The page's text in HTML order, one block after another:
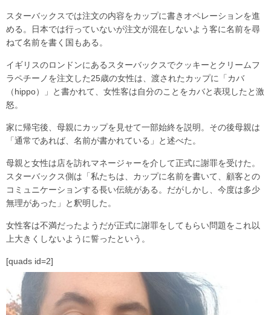
スターバックスでは注文の内容をカップに書きオペレーションを進
める。日本では行っていないが注文が混在しないよう客に名前を尋
ねて名前を書く国もある。
イギリスのロンドンにあるスターバックスでクッキーとクリームフ
ラペチーノを注文した25歳の女性は、渡されたカップに「カバ
（hippo）」と書かれて、女性客は自分のことをカバと表現したと激
怒。
家に帰宅後、母親にカップを見せて一部始終を説明。その後母親は
「通常であれば、名前が書かれている」と述べた。
母親と女性は店を訪れマネージャーを介して正式に謝罪を受けた。
スターバックス側は「私たちは、カップに名前を書いて、顧客との
コミュニケーションする長い伝統がある。だがしかし、今度は多少
無理があった」と釈明した。
女性客は不満だったようだが正式に謝罪をしてもらい問題をこれ以
上大きくしないように誓ったという。
[quads id=2]